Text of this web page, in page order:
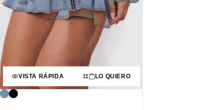
VISTA RÁPIDA LO QUIERO